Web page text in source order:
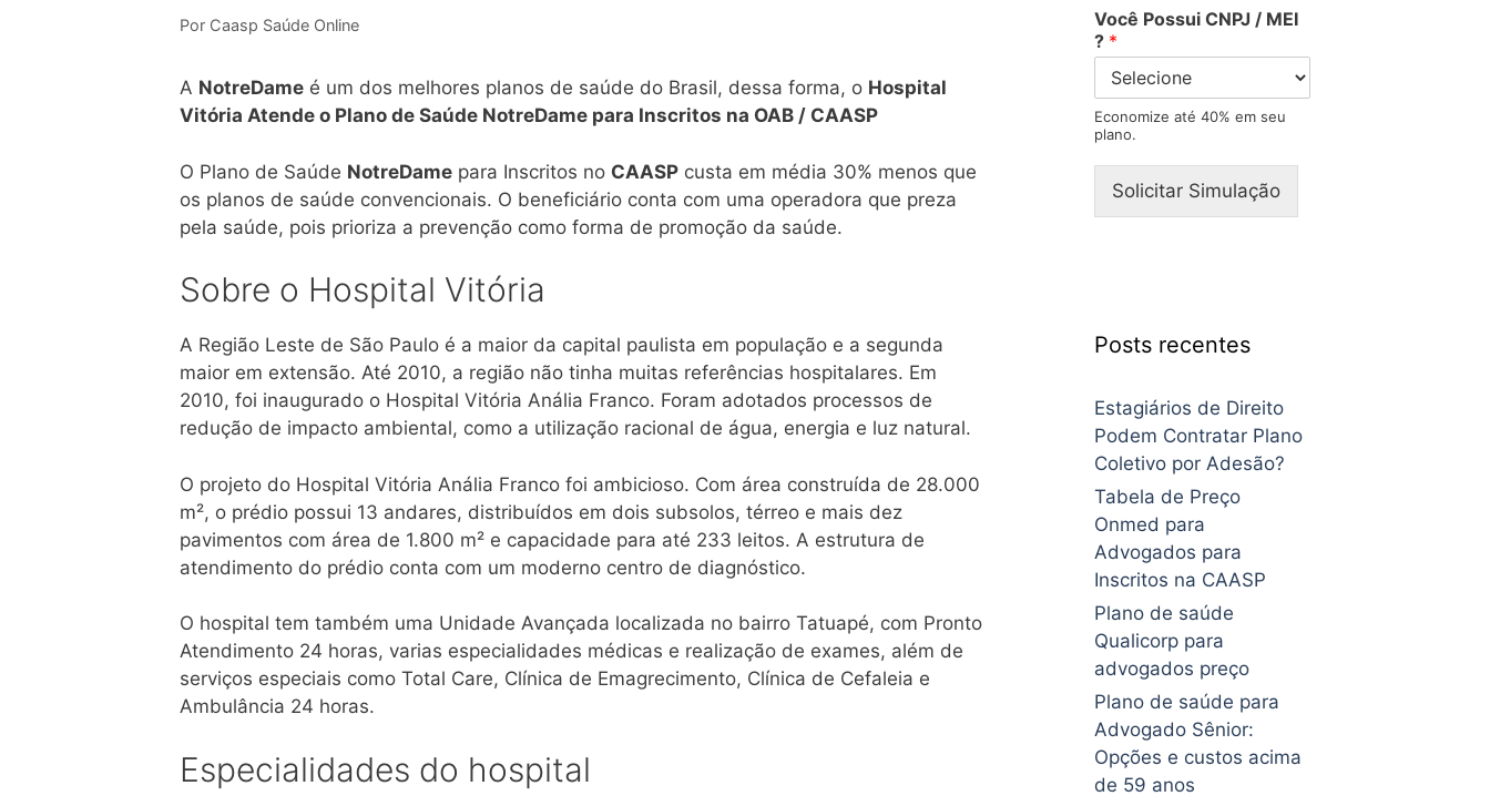
Por Caasp Saúde Online
A NotreDame é um dos melhores planos de saúde do Brasil, dessa forma, o Hospital
Vitória Atende o Plano de Saúde NotreDame para Inscritos na OAB / CAASP
O Plano de Saúde NotreDame para Inscritos no CAASP custa em média 30% menos que
os planos de saúde convencionais. O beneficiário conta com uma operadora que preza
pela saúde, pois prioriza a prevenção como forma de promoção da saúde.
Sobre o Hospital Vitória
A Região Leste de São Paulo é a maior da capital paulista em população e a segunda
maior em extensão. Até 2010, a região não tinha muitas referências hospitalares. Em
2010, foi inaugurado o Hospital Vitória Anália Franco. Foram adotados processos de
redução de impacto ambiental, como a utilização racional de água, energia e luz natural.
O projeto do Hospital Vitória Anália Franco foi ambicioso. Com área construída de 28.000
m², o prédio possui 13 andares, distribuídos em dois subsolos, térreo e mais dez
pavimentos com área de 1.800 m² e capacidade para até 233 leitos. A estrutura de
atendimento do prédio conta com um moderno centro de diagnóstico.
O hospital tem também uma Unidade Avançada localizada no bairro Tatuapé, com Pronto
Atendimento 24 horas, varias especialidades médicas e realização de exames, além de
serviços especiais como Total Care, Clínica de Emagrecimento, Clínica de Cefaleia e
Ambulância 24 horas.
Especialidades do hospital
Você Possui CNPJ / MEI
? *
Economize até 40% em seu
plano.
Solicitar Simulação
Posts recentes
Estagiários de Direito
Podem Contratar Plano
Coletivo por Adesão?
Tabela de Preço
Onmed para
Advogados para
Inscritos na CAASP
Plano de saúde
Qualicorp para
advogados preço
Plano de saúde para
Advogado Sênior:
Opções e custos acima
de 59 anos